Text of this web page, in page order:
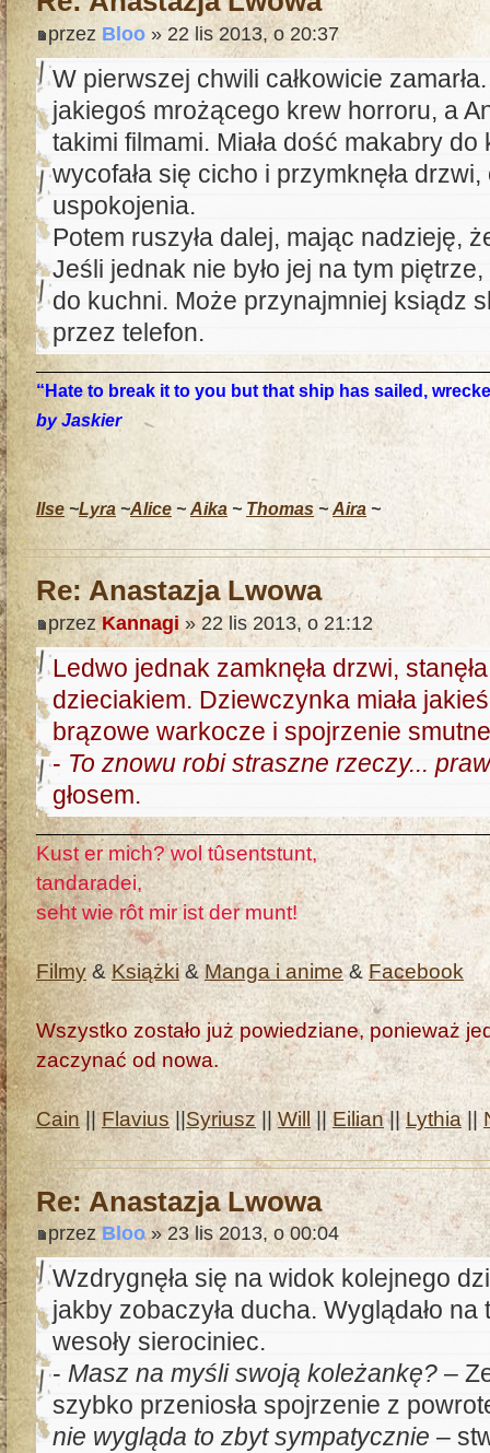
przez Bloo » 22 lis 2013, o 20:37
W pierwszej chwili całkowicie
jakiegoś mrożącego krew horroru, a
takimi filmami. Miała dość makabry
wycofała się cicho i przymknęła
uspokojenia.
Potem ruszyła dalej, mając nadzieję,
Jeśli jednak nie było jej na tym
do kuchni. Może przynajmniej ksiądz
przez telefon.
“Hate to break it to you but that ship has sailed,
by Jaskier
Ilse ~Lyra ~Alice ~ Aika ~ Thomas ~Aira ~
Re: Anastazja Lwowa
przezKannagi » 22 lis 2013, o 21:12
Ledwo jednak zamknęła drzwi,
dzieciakiem. Dziewczynka miała
brązowe warkocze i spojrzenie
- To znowu robi straszne rzeczy...
głosem.
Kust er mich? wol tûsentstunt,
tandaradei,
seht wie rôt mir ist der munt!
Filmy&Książki&Manga i anime& Facebook
Wszystko zostało już powiedziane, ponieważ
zaczynać od nowa.
Cain ||Flavius||Syriusz||Will ||Eilian||Lythia||
Re: Anastazja Lwowa
przezBloo» 23 lis 2013, o 00:04
Wzdrygnęła się na widok kolejnego
jakby zobaczyła ducha. Wyglądało
wesoły sierociniec.
- Masz na myśli swoją koleżankę? –
szybko przeniosła spojrzenie z
nie wygląda to zbyt sympatycznie –